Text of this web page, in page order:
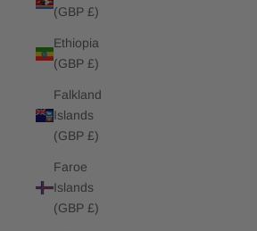
(GBP £)
Ethiopia
(GBP £)
Falkland
Islands
(GBP £)
Faroe
Islands
(GBP £)